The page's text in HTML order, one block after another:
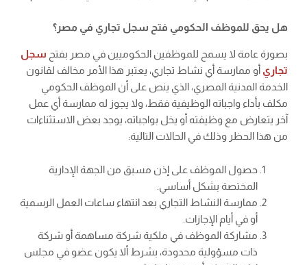
هل يحق للموظف الحكومي فتح سجل تجاري في مصر؟
بصورة عامة لا يسمح للموظفين الحكوميين في مصر بفتح سجل
تجاري أو ممارسة أي نشاط تجاري، يعتبر هذا الأمر مخالف لقانون
الخدمة المدنية المصري، الذي ينص على أن الموظف الحكومي
مكلف بأداء واجباته الوظيفية فقط، ولا يجوز له ممارسة أي عمل
آخر يتعارض مع وظيفته أو يخل بواجباته، يوجد بعض الاستثناءات
من هذا الحظر وذلك في الحالات التالية:
حصول الموظف على إذن مسبق من الجهة الإدارية
المختصة بشكل أساسي.
ممارسة النشاط التجاري بعد انتهاء ساعات العمل الرسمية
أو في أيام الإجازات.
مشاركة الموظف في ملكية شركة مساهمة أو شركة
ذات مسؤولية محدودة، بشرط ألا يكون عضو في مجلس